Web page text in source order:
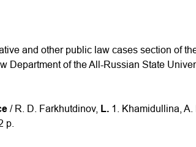
and other public law cases section of
Department of the All-Russian State
/ R. D. Farkhutdinov, L. 1. Khamidullina, A.
p.